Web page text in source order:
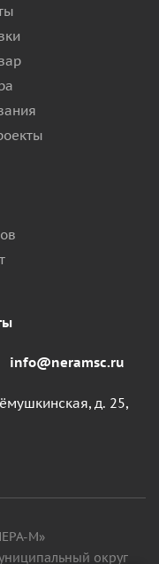
info@neramsc.ru
д. 25,
М»
округ